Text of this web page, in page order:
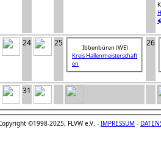
24 25
Ibbenbüren (WE)
Kreis Hallenmeisterschaft
en
26
31
©1998-2025, FLVW e.V. - IMPRESSUM -